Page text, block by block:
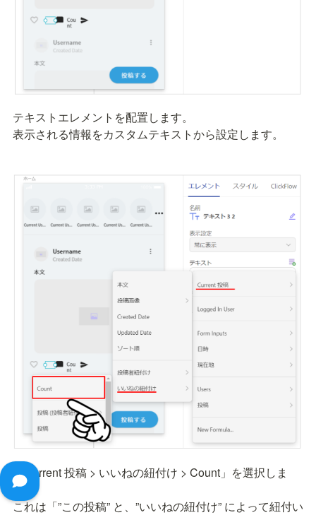
テキストエレメントを配置します。
表示される情報をカスタムテキストから設定します。
「Current 投稿 > いいねの紐付け > Count」を選択しま
す。
これは「”この投稿” と、”いいねの紐付け” によって紐付い